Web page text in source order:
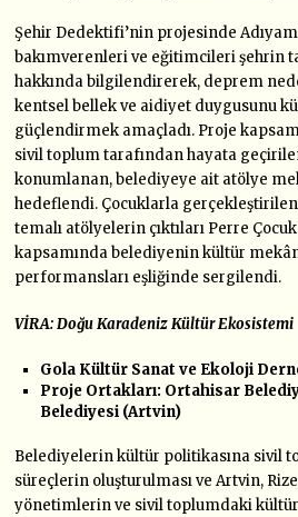
Şehir Dedektifi’nin projesinde
bakımverenleri ve eğitimcileri şehrin
hakkında bilgilendirerek, deprem
kentsel bellek ve aidiyet duygusunu
güçlendirmek amaçladı. Proje
sivil toplum tarafından hayata
konumlanan, belediyeye ait atölye
hedeflendi. Çocuklarla
temalı atölyelerin çıktıları Perre
kapsamında belediyenin kültür
performansları eşliğinde sergilendi.
VİRA: Doğu Karadeniz Kültür Ekosistemi
Gola Kültür Sanat ve Ekoloji
Proje Ortakları: Ortahisar
Belediyesi (Artvin)
Belediyelerin kültür politikasına sivil
süreçlerin oluşturulması ve Artvin,
yönetimlerin ve sivil toplumdaki